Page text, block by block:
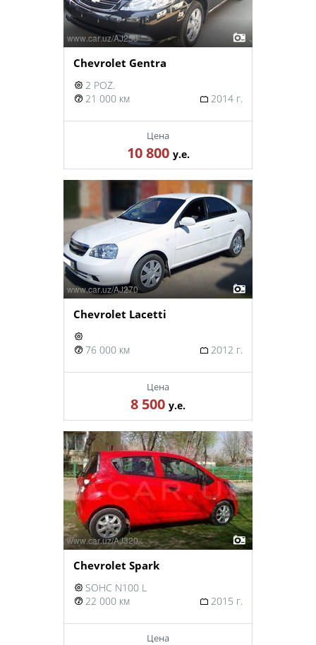
Chevrolet Gentra
2 POZ.
21 000 км
2014 г.
Цена
10 800 у.е.
Chevrolet Lacetti
76 000 км 2012 г.
Цена
8 500 у.е.
Chevrolet Spark
SOHC N100 L
22 000 км
2015 г.
Цена